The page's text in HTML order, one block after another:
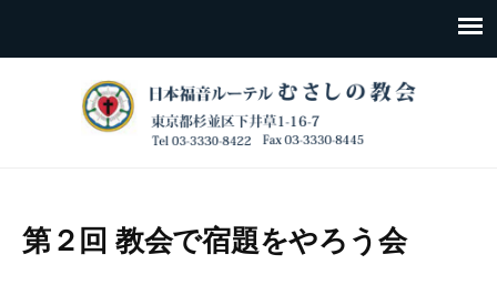
第２回 教会で宿題をやろう会